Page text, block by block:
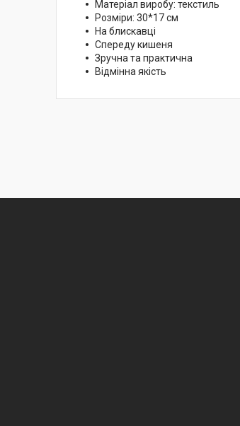
Матеріал виробу: текстиль
Розміри: 30*17 см
На блискавці
Спереду кишеня
Зручна та практична
Відмінна якість